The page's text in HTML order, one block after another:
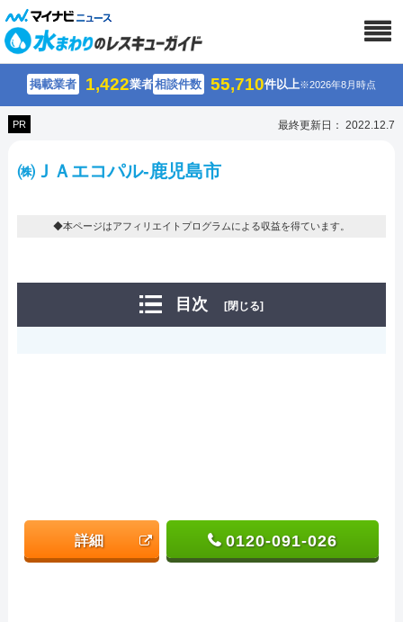
掲載業者 1,422業者相談件数 55,710件以上※2026年8月時点
PR 最終更新日： 2022.12.7
㈱ＪＡエコパル-鹿児島市
◆本ページはアフィリエイトプログラムによる収益を得ています。
目次 [閉じる]
詳細 0120-091-026